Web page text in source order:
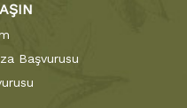
Başvurusu